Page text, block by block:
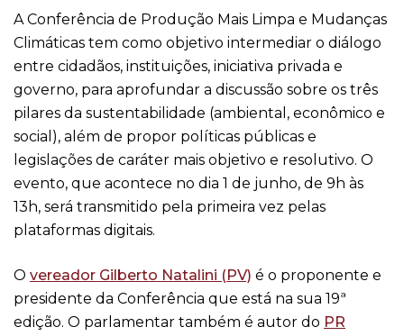
A Conferência de Produção Mais Limpa e Mudanças
Climáticas tem como objetivo intermediar o diálogo
entre cidadãos, instituições, iniciativa privada e
governo, para aprofundar a discussão sobre os três
pilares da sustentabilidade (ambiental, econômico e
social), além de propor políticas públicas e
legislações de caráter mais objetivo e resolutivo. O
evento, que acontece no dia 1 de junho, de 9h às
13h, será transmitido pela primeira vez pelas
plataformas digitais.
O vereador Gilberto Natalini (PV) é o proponente e
presidente da Conferência que está na sua 19ª
edição. O parlamentar também é autor do PR